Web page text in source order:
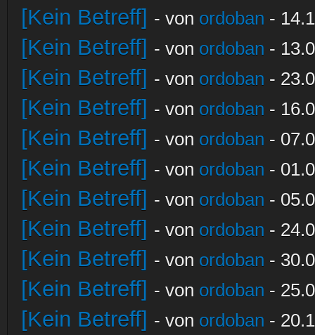
[Kein Betreff] - von ordoban -
[Kein Betreff] - von ordoban -
[Kein Betreff] - von ordoban -
[Kein Betreff] - von ordoban -
[Kein Betreff] - von ordoban -
[Kein Betreff] - von ordoban -
[Kein Betreff] - von ordoban -
[Kein Betreff] - von ordoban -
[Kein Betreff] - von ordoban -
[Kein Betreff] - von ordoban -
[Kein Betreff] - von ordoban -